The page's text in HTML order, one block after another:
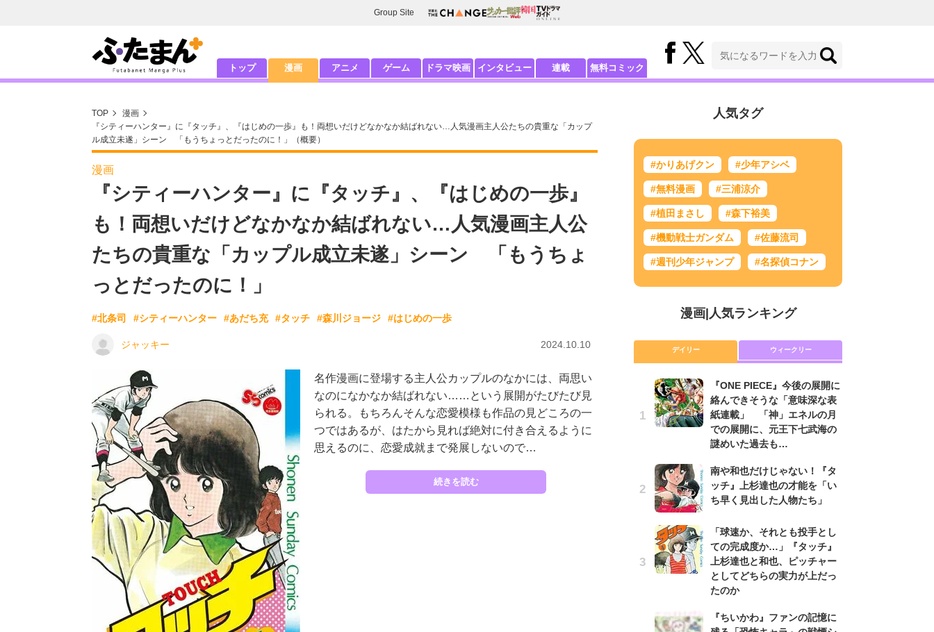
Group Site
トップ 漫画 アニメ ゲーム ドラマ映画 インタビュー 連載 無料コミック
TOP
漫画
『シティーハンター』に『タッチ』、『はじめの一歩』も！両想いだけどなかなか結ばれない…人気漫画主人公たちの貴重な「カップ
ル成立未遂」シーン 「もうちょっとだったのに！」（概要）
漫画
『シティーハンター』に『タッチ』、『はじめの一歩』
も！両想いだけどなかなか結ばれない…人気漫画主人公
たちの貴重な「カップル成立未遂」シーン 「もうちょ
っとだったのに！」
#北条司 #シティーハンター #あだち充 #タッチ #森川ジョージ #はじめの一歩
ジャッキー 2024.10.10
名作漫画に登場する主人公カップルのなかには、両思い
なのになかなか結ばれない……という展開がたびたび見
られる。もちろんそんな恋愛模様も作品の見どころの一
つではあるが、はたから見れば絶対に付き合えるように
思えるのに、恋愛成就まで発展しないので…
続きを読む
人気タグ
#かりあげクン #少年アシベ
#無料漫画 #三浦涼介
#植田まさし #森下裕美
#機動戦士ガンダム #佐藤流司
#週刊少年ジャンプ #名探偵コナン
漫画| 人気ランキング
デイリー ウィークリー
『ONE PIECE』今後の展開に
絡んできそうな「意味深な表
紙連載」 「神」エネルの月
での展開に、元王下七武海の
謎めいた過去も…
南や和也だけじゃない！『タ
ッチ』上杉達也の才能を「い
ち早く見出した人物たち」
「球速か、それとも投手とし
ての完成度か…」『タッチ』
上杉達也と和也、ピッチャー
としてどちらの実力が上だっ
たのか
『ちいかわ』ファンの記憶に